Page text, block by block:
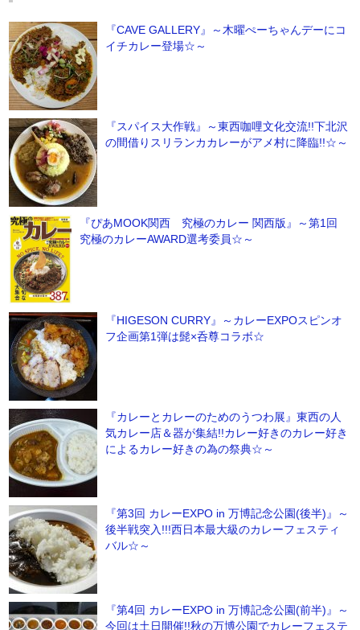
『CAVE GALLERY』～木曜ぺーちゃんデーにコ
イチカレー登場☆～
『スパイス大作戦』～東西咖哩文化交流!!下北沢
の間借りスリランカカレーがアメ村に降臨!!☆～
『ぴあMOOK関西 究極のカレー 関西版』～第1回
究極のカレーAWARD選考委員☆～
『HIGESON CURRY』～カレーEXPOスピンオ
フ企画第1弾は髭×呑尊コラボ☆
『カレーとカレーのためのうつわ展』東西の人
気カレー店＆器が集結!!カレー好きのカレー好き
によるカレー好きの為の祭典☆～
『第3回 カレーEXPO in 万博記念公園(後半)』～
後半戦突入!!!西日本最大級のカレーフェスティ
バル☆～
『第4回 カレーEXPO in 万博記念公園(前半)』～
今回は土日開催!!秋の万博公園でカレーフェステ